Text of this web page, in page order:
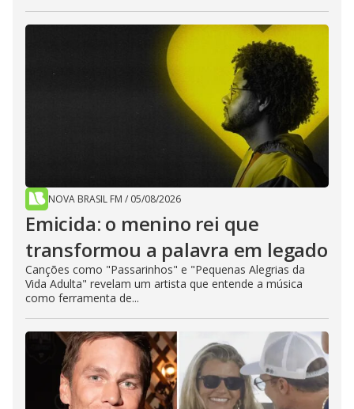
NOVA BRASIL FM / 05/08/2026
Emicida: o menino rei que
transformou a palavra em legado
Canções como "Passarinhos" e "Pequenas Alegrias da
Vida Adulta" revelam um artista que entende a música
como ferramenta de...